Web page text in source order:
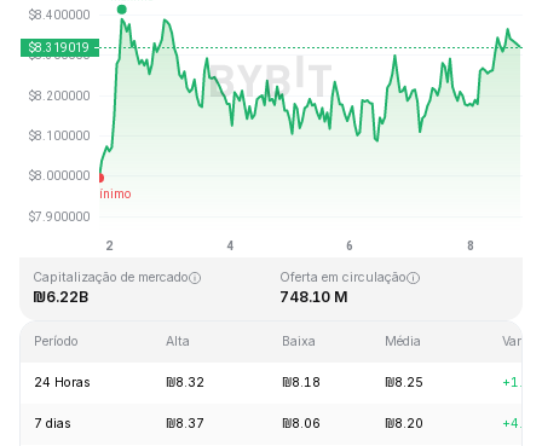
Última atualização: 2026-08-08, 19:32 GMT+0
Máxima histórica
₪0.148183
Capitalização de mercado
₪6.22B
Oferta em circulação
748.10 M
Período Alta Baixa Média
24 Horas ₪8.32 ₪8.18 ₪8.25
7 dias ₪8.37 ₪8.06 ₪8.20